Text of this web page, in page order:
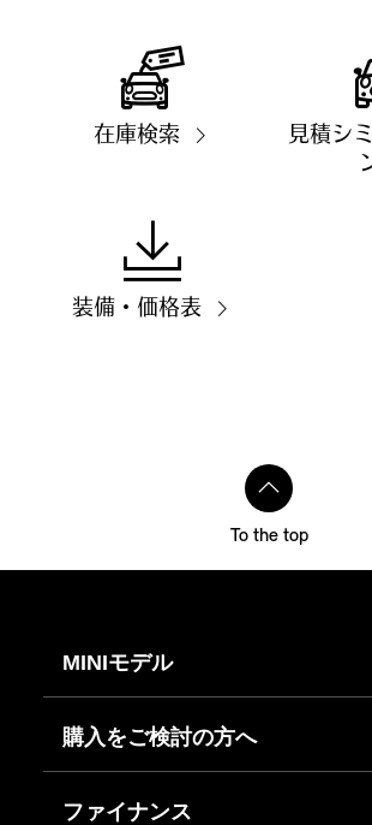
在庫検索
見積シ
装備・価格表
To the top
MINIモデル
購入をご検討の方へ
ファイナンス